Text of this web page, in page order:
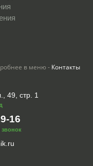
в меню - Контакты
49, стр. 1
16
звонок